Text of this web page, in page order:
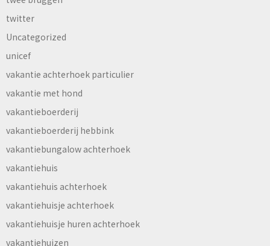
twitter
Uncategorized
unicef
vakantie achterhoek particulier
vakantie met hond
vakantieboerderij
vakantieboerderij hebbink
vakantiebungalow achterhoek
vakantiehuis
vakantiehuis achterhoek
vakantiehuisje achterhoek
vakantiehuisje huren achterhoek
vakantiehuizen